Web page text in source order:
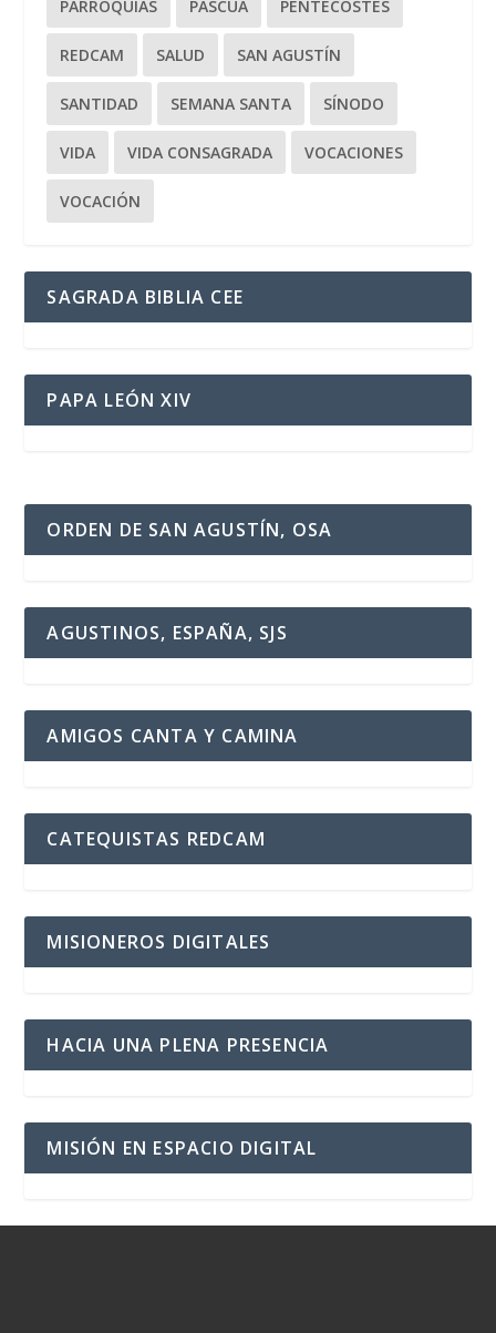
PARROQUIAS PASCUA PENTECOSTÉS
REDCAM SALUD SAN AGUSTÍN
SANTIDAD SEMANA SANTA SÍNODO
VIDA VIDA CONSAGRADA VOCACIONES
VOCACIÓN
SAGRADA BIBLIA CEE
PAPA LEÓN XIV
ORDEN DE SAN AGUSTÍN, OSA
AGUSTINOS, ESPAÑA, SJS
AMIGOS CANTA Y CAMINA
CATEQUISTAS REDCAM
MISIONEROS DIGITALES
HACIA UNA PLENA PRESENCIA
MISIÓN EN ESPACIO DIGITAL